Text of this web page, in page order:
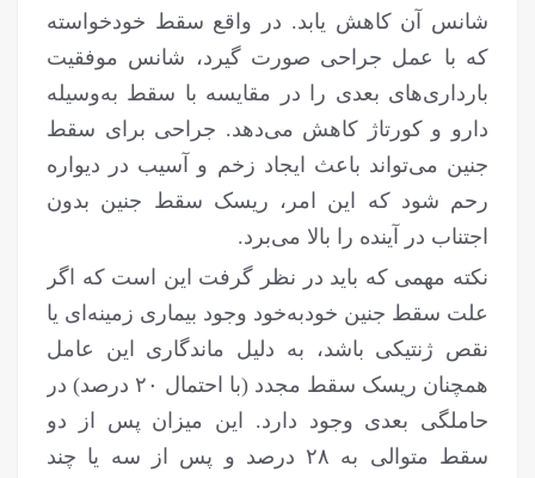
شانس آن کاهش یابد. در واقع سقط خودخواسته
که با عمل جراحی صورت گیرد، شانس موفقیت
بارداری‌های بعدی را در مقایسه با سقط به‌وسیله
دارو و کورتاژ کاهش می‌دهد. جراحی برای سقط
جنین می‌تواند باعث ایجاد زخم و آسیب در دیواره
رحم شود که این امر، ریسک سقط جنین بدون
اجتناب در آینده را بالا می‌برد.
نکته مهمی که باید در نظر گرفت این است که اگر
علت سقط جنین خودبه‌خود وجود بیماری زمینه‌ای یا
نقص ژنتیکی باشد، به دلیل ماندگاری این عامل
همچنان ریسک سقط مجدد (با احتمال ۲۰ درصد) در
حاملگی بعدی وجود دارد. این میزان پس از دو
سقط متوالی به ۲۸ درصد و پس از سه یا چند